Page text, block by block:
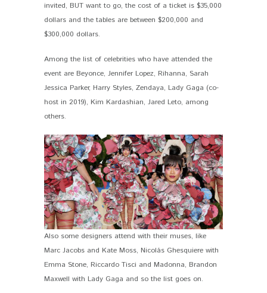
invited, BUT want to go, the cost of a ticket is $35,000
dollars and the tables are between $200,000 and
$300,000 dollars.
Among the list of celebrities who have attended the
event are Beyonce, Jennifer Lopez, Rihanna, Sarah
Jessica Parker, Harry Styles, Zendaya, Lady Gaga (co-
host in 2019), Kim Kardashian, Jared Leto, among
others.
Also some designers attend with their muses, like
Marc Jacobs and Kate Moss, Nicolás Ghesquiere with
Emma Stone, Riccardo Tisci and Madonna, Brandon
Maxwell with Lady Gaga and so the list goes on.